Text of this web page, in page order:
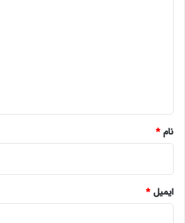
نام*
ایمیل*